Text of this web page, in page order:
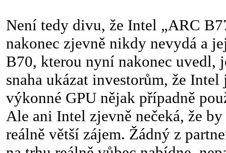
Není tedy divu, že Intel „ARC
nakonec zjevně nikdy nevydá a
B70, kterou nyní nakonec uvedl,
snaha ukázat investorům, že
výkonné GPU nějak případně
Ale ani Intel zjevně nečeká, že
reálně větší zájem. Žádný z